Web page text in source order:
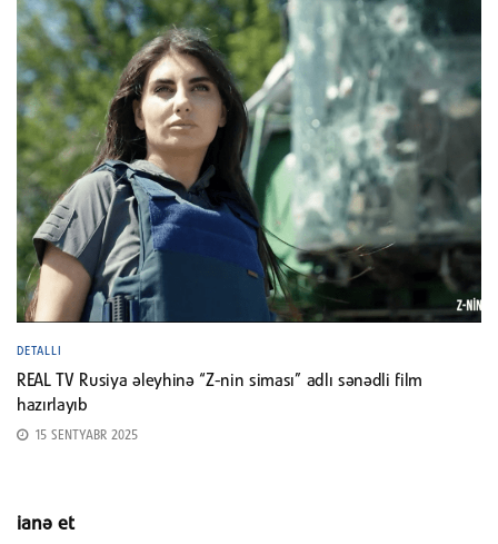
DETALLI
REAL TV Rusiya əleyhinə “Z-nin siması” adlı sənədli film
hazırlayıb
15 SENTYABR 2025
ianə et